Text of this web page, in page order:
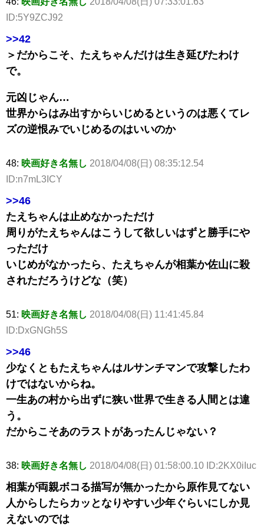
ID:5Y9ZCJ92
>>42
＞だからこそ、たえちゃんだけは生き延びたわけ
で。
元凶じゃん…
世界からはみ出すからいじめるというのは悪くてレ
ズの逆恨みでいじめるのはいいのか
48: 映画好き名無し 2018/04/08(日) 08:35:12.54
ID:n7mL3ICY
>>46
たえちゃんは止めなかっただけ
周りがたえちゃんはこうして欲しいはずと勝手にや
っただけ
いじめがなかったら、たえちゃんが相葉か佐山に殺
されただろうけどな（笑）
51: 映画好き名無し 2018/04/08(日) 11:41:45.84
ID:DxGNGh5S
>>46
少なくともたえちゃんはルサンチマンで攻撃したわ
けではないからね。
一生あの村から出ずに狭い世界で生きる人間とは違
う。
だからこそあのラストがあったんじゃない？
38: 映画好き名無し 2018/04/08(日) 01:58:00.10 ID:2KX0iIuc
相葉が両親ボコる描写が無かったから原作見てない
人からしたらカッとなりやすい少年ぐらいにしか見
えないのでは